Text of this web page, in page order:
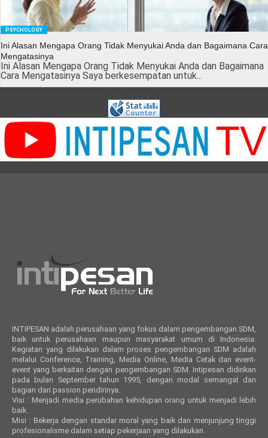
PSYCHOLOGY
Ini Alasan Mengapa Orang Tidak Menyukai Anda dan Bagaimana Cara
Mengatasinya
Ini Alasan Mengapa Orang Tidak Menyukai Anda dan Bagaimana
Cara Mengatasinya Saya berkesempatan untuk...
INTIPESAN adalah perusahaan yang fokus dalam pengembangan SDM,
baik untuk perusahaan maupun masyarakat umum di Indonesia.
Kegiatan yang dilakukan dalam proses pengembangan SDM adalah
melalui Conference, Training, Media Online, Media Cetak dan event-
event yang berkaitan dengan pengembangan SDM. Intipesan didirikan
pada bulan September tahun 1995, dengan modal semangat dan
bagian dari passion pendirinya.
Visi : Menjadi media perubahan kehidupan orang untuk menjadi lebih
baik.
Misi : Bekerja dengan standar moral yang baik dan menjunjung tinggi
profesionalisme dalam setiap pekerjaan yang dilakukan.